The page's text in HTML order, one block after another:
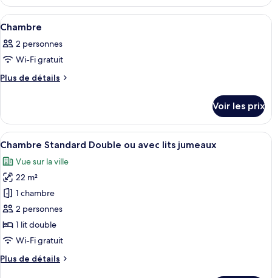
chambre :
Chambre
le
type
de
Chambre
Afficher
toutes
les
photos
pour
de
chambre :
Chambre
Une chambre à coucher moderne
4
Chambre
2 personnes
Wi-Fi gratuit
Plus de détails
Plus
le
type
de
Chambre
Voir les prix
Afficher
toutes
les
photos
pour
ce
type
de
chambre :
Chambre
Une chambre d’hôtel moderne,
5
Chambre Standard Double ou avec lits jumeaux
Vue sur la ville
22 m²
1 chambre
2 personnes
1 lit double
Wi-Fi gratuit
Plus de détails
Plus